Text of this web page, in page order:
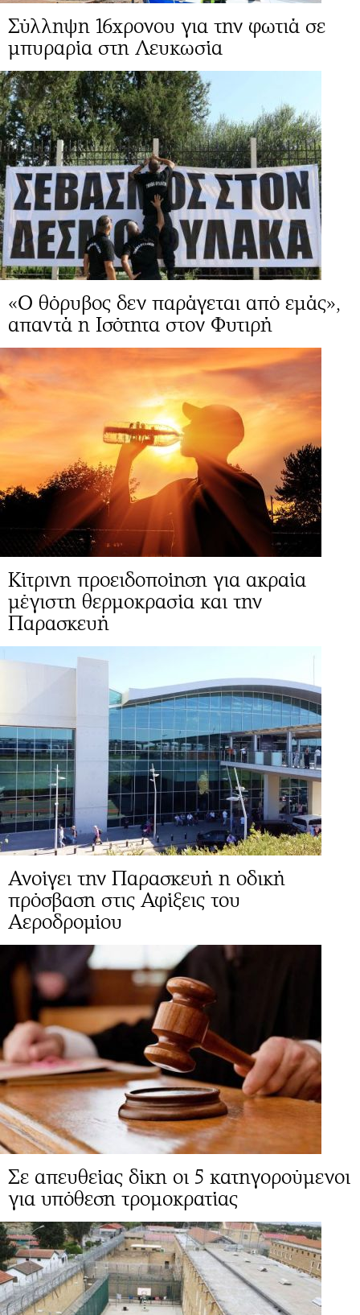
Σύλληψη 16χρονου για την φωτιά σε
μπυραρία στη Λευκωσία
«Ο θόρυβος δεν παράγεται από εμάς»,
απαντά η Ισότητα στον Φυτιρή
Κίτρινη προειδοποίηση για ακραία
μέγιστη θερμοκρασία και την
Παρασκευή
Ανοίγει την Παρασκευή η οδική
πρόσβαση στις Αφίξεις του
Αεροδρομίου
Σε απευθείας δίκη οι 5 κατηγορούμενοι
για υπόθεση τρομοκρατίας